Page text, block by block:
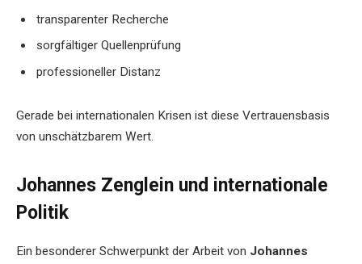
transparenter Recherche
sorgfältiger Quellenprüfung
professioneller Distanz
Gerade bei internationalen Krisen ist diese Vertrauensbasis
von unschätzbarem Wert.
Johannes Zenglein und internationale
Politik
Ein besonderer Schwerpunkt der Arbeit von Johannes